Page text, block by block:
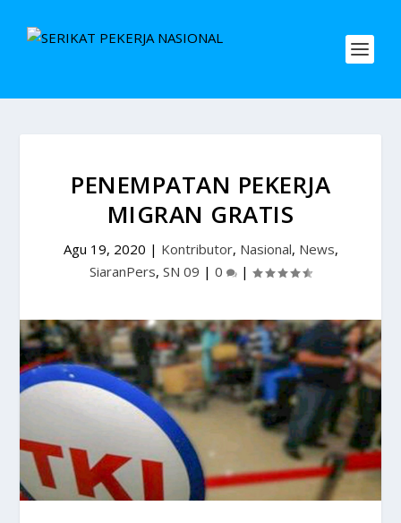
PENEMPATAN PEKERJA
MIGRAN GRATIS
Agu 19, 2020 | Kontributor, Nasional, News,
SiaranPers, SN 09 | 0 |